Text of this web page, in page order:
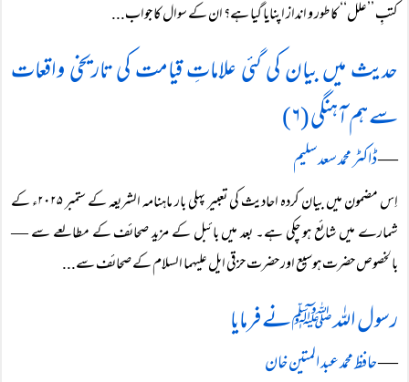
کتبِ ’’علل‘‘ کا طور و انداز اپنایا گیا ہے؟ ان کے سوال کا جواب...
حدیث میں بیان کی گئی علاماتِ قیامت کی تاریخی واقعات
سے ہم آہنگی (۶)
―ڈاکٹر محمد سعد سلیم
اِس مضمون میں بیان کردہ احادیث کی تعبیر پہلی بار ماہنامہ الشریعہ کے ستمبر ۲۰۲۵ء کے
شمارے میں شائع ہو چکی ہے۔ بعد میں بائبل کے مزید صحائف کے مطالعے سے —
بالخصوص حضرت ہوسیع اور حضرت حزقی ایل علیہما السلام کے صحائف سے...
رسول اللہ ﷺ نے فرمایا
―حافظ محمد عبد المتین خان